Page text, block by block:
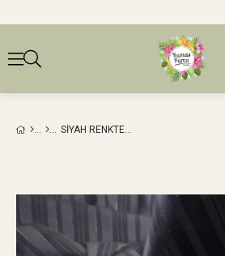
SIYAH RENKTE DORE SIMLI ŞIFON (EN 140 CM X BOY 150 CM)